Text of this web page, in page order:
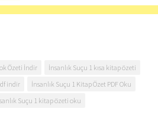
Özeti İndir
İnsanlık Suçu 1 kısa kitap özeti
indir
İnsanlık Suçu 1 Kitap Özet PDF Oku
Suçu 1 kitap özeti oku